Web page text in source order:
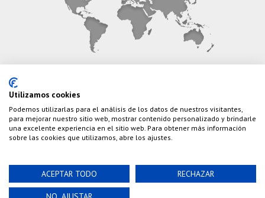
Teléfono: (+34) 626 495 499
E-Mail: info@cazaylibros.com
Powered by©Nao Grupo de Comunicación, S.L.
Utilizamos cookies
Podemos utilizarlas para el análisis de los datos de nuestros visitantes,
para mejorar nuestro sitio web, mostrar contenido personalizado y brindarle
una excelente experiencia en el sitio web. Para obtener más información
sobre las cookies que utilizamos, abre los ajustes.
ACEPTAR TODO RECHAZAR